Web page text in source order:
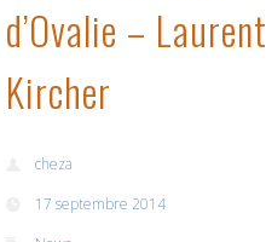
d’Ovalie – Laurent
Kircher
cheza
17 septembre 2014